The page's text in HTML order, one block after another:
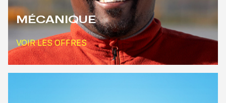
MÉCANIQUE
VOIR LES OFFRES